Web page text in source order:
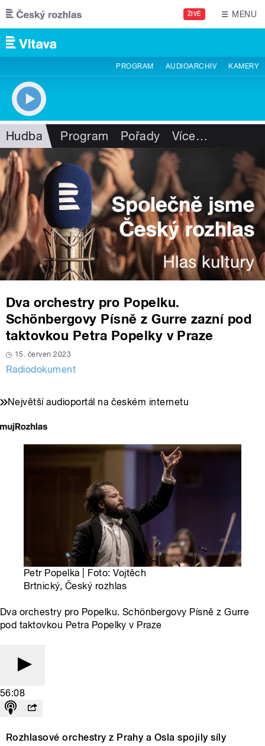
Přejít k hlavnímu obsahu
ŽIVĚ MENU
PROGRAM AUDIOARCHIV KAMERY
Hudba Program Pořady Více…
Dva orchestry pro Popelku.
Schönbergovy Písně z Gurre zazní pod
taktovkou Petra Popelky v Praze
15. červen 2023
Radiodokument
Největší audioportál na českém internetu
Petr Popelka | Foto: Vojtěch
Brtnický, Český rozhlas
Dva orchestry pro Popelku. Schönbergovy Písně z Gurre
pod taktovkou Petra Popelky v Praze
56:08
Rozhlasové orchestry z Prahy a Osla spojily síly